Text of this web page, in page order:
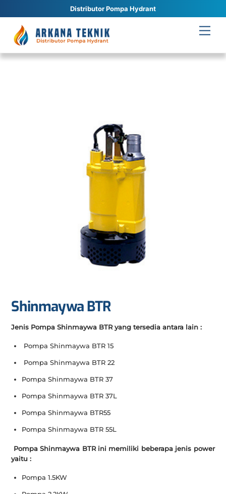
Distributor Pompa Hydrant
content
Shinmaywa BTR
Jenis Pompa Shinmaywa BTR yang tersedia antara lain :
Pompa Shinmaywa BTR 15
Pompa Shinmaywa BTR 22
Pompa Shinmaywa BTR 37
Pompa Shinmaywa BTR 37L
Pompa Shinmaywa BTR55
Pompa Shinmaywa BTR 55L
Pompa Shinmaywa BTR ini memiliki beberapa jenis power
yaitu :
Pompa 1.5KW